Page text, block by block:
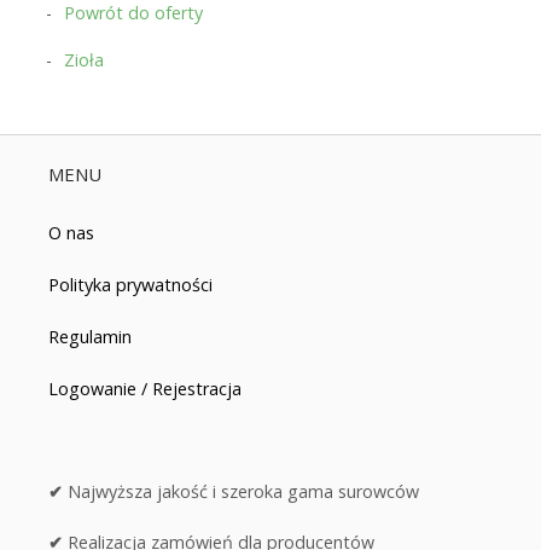
Powrót do oferty
Zioła
MENU
O nas
Polityka prywatności
Regulamin
Logowanie / Rejestracja
✔ Najwyższa jakość i szeroka gama surowców
✔ Realizacja zamówień dla producentów